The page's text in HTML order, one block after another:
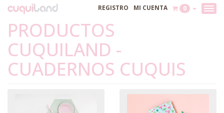
REGISTRO MI CUENTA 0
PRODUCTOS
CUQUILAND -
CUADERNOS CUQUIS